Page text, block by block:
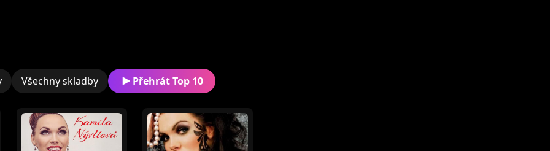
Všechny skladby Přehrát Top 10